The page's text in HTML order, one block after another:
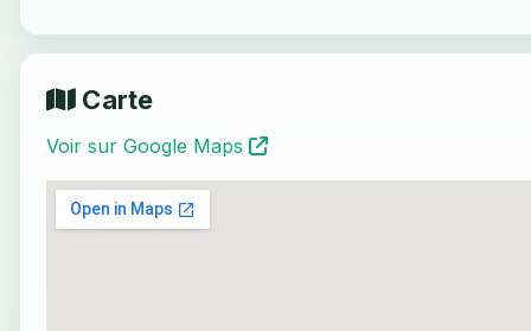
Carte
Voir sur Google Maps